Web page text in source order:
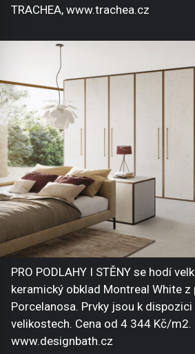
TRACHEA, www.trachea.cz
PRO PODLAHY I STĚNY se hodí
keramický obklad Montreal White
Porcelanosa. Prvky jsou k dispozici
velikostech. Cena od 4 344 Kč/m2.
www.designbath.cz